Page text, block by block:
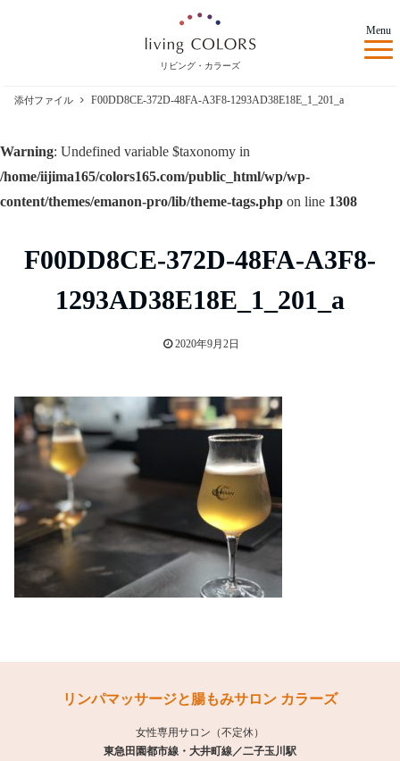
リビング・カラーズ
Menu
Warning: Undefined variable $taxonomy in
/home/iijima165/colors165.com/public_html/wp/wp-
content/themes/emanon-pro/lib/theme-tags.php on line 1308
添付ファイル F00DD8CE-372D-48FA-A3F8-1293AD38E18E_1_201_a
F00DD8CE-372D-48FA-A3F8-
1293AD38E18E_1_201_a
2020年9月2日
リンパマッサージと腸もみサロン カラーズ
女性専用サロン（不定休）
東急田園都市線・大井町線／二子玉川駅